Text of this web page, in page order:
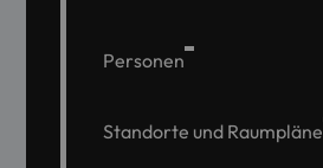
Personen
Standorte und Raumpläne